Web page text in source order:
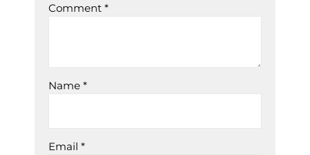
Comment *
Name *
Email *